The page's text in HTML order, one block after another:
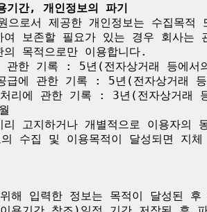
간, 개인정보의 파기
으로서 제공한 개인정보는 수집목
보존할 필요가 있는 경우 회사는
목적으로만 이용합니다.
한 기록 : 5년(전자상거래 등에서
에 관한 기록 : 5년(전자상거래 등
리에 관한 기록 : 3년(전자상거래
고지하거나 개별적으로 이용자
의 수집 및 이용목적이 달성되면 지
해 입력한 정보는 목적이 달성된